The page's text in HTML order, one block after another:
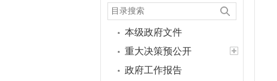
本级政府文件
重大决策预公开
政府工作报告